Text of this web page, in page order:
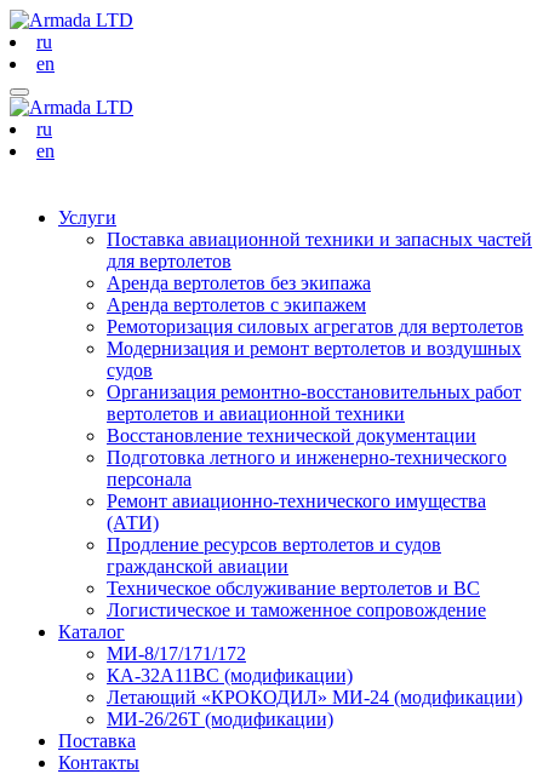
ru
en
ru
en
Услуги
Поставка авиационной техники и запасных частей
для вертолетов
Аренда вертолетов без экипажа
Аренда вертолетов с экипажем
Ремоторизация силовых агрегатов для вертолетов
Модернизация и ремонт вертолетов и воздушных
судов
Организация ремонтно-восстановительных работ
вертолетов и авиационной техники
Восстановление технической документации
Подготовка летного и инженерно-технического
персонала
Ремонт авиационно-технического имущества
(АТИ)
Продление ресурсов вертолетов и судов
гражданской авиации
Техническое обслуживание вертолетов и ВС
Логистическое и таможенное сопровождение
Каталог
МИ-8/17/171/172
КА-32А11ВС (модификации)
Летающий «КРОКОДИЛ» МИ-24 (модификации)
МИ-26/26Т (модификации)
Поставка
Контакты